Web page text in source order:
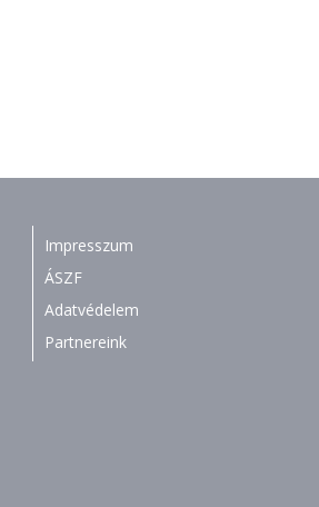
Impresszum
ÁSZF
Adatvédelem
Partnereink